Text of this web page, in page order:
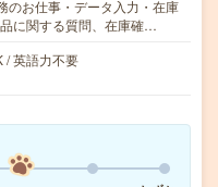
のお仕事・データ入力・在庫
に関する質問、在庫確…
/ 英語力不要